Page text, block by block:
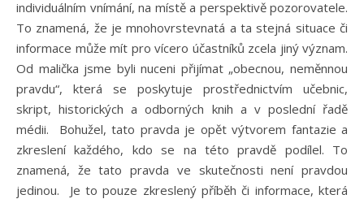
individuálním vnímání, na místě a perspektivě pozorovatele.
To znamená, že je mnohovrstevnatá a ta stejná situace či
informace může mít pro vícero účastníků zcela jiný význam.
Od malička jsme byli nuceni přijímat „obecnou, neměnnou
pravdu“, která se poskytuje prostřednictvím učebnic,
skript, historických a odborných knih a v poslední řadě
médii. Bohužel, tato pravda je opět výtvorem fantazie a
zkreslení každého, kdo se na této pravdě podílel. To
znamená, že tato pravda ve skutečnosti není pravdou
jedinou. Je to pouze zkreslený příběh či informace, která